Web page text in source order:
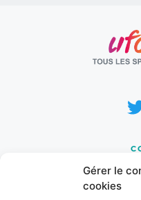
Gérer le
cookies
8
Chemin